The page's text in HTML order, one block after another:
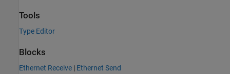
Tools
Type Editor
Blocks
Ethernet Receive | Ethernet Send